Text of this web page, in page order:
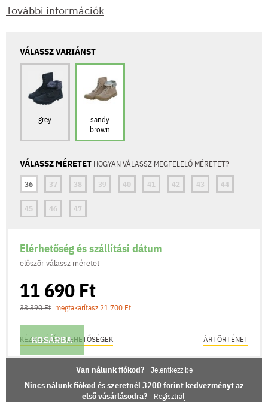
További információk
VÁLASSZ VARIÁNST
grey
sandy
brown
VÁLASSZ MÉRETET HOGYAN VÁLASSZ MEGFELELŐ MÉRETET?
36
37 38 39 40 41 42 43 44
45 46 47
Elérhetőség és szállítási dátum
először válassz méretet
11 690 Ft
33 390 Ft megtakarítasz 21 700 Ft
KOSÁRBA
KÉZBESÍTÉSI LEHETŐSÉGEK ÁRTÖRTÉNET
Van nálunk fiókod? Jelentkezz be
Nincs nálunk fiókod és szeretnél 3200 forint kedvezményt az
első vásárlásodra?
Regisztrálj